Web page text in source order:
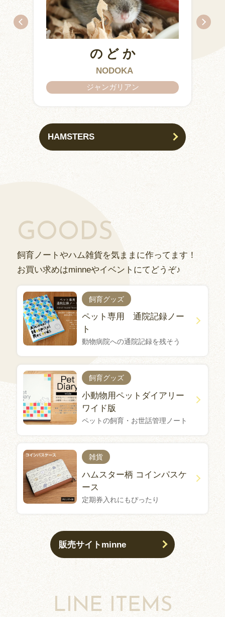
KURIMARU
のどか
NODOKA
ジャンガリアン
CHITOSE
CHATARO
IZUMO & OKUNI
ARARE
KISUKE
HAMSTERS
GOODS
飼育ノートやハム雑貨を気ままに作ってます！
お買い求めはminneやイベントにてどうぞ♪
飼育グッズ
ペット専用 通院記録ノー
ト
動物病院への通院記録を残そう
飼育グッズ
小動物用ペットダイアリー
ワイド版
ペットの飼育・お世話管理ノート
雑貨
ハムスター柄 コインパスケ
ース
定期券入れにもぴったり
販売サイトminne
LINE ITEMS